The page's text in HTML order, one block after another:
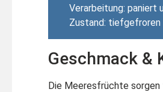
Verarbeitung: paniert
Zustand: tiefgefroren
Geschmack &
Die Meeresfrüchte sorgen